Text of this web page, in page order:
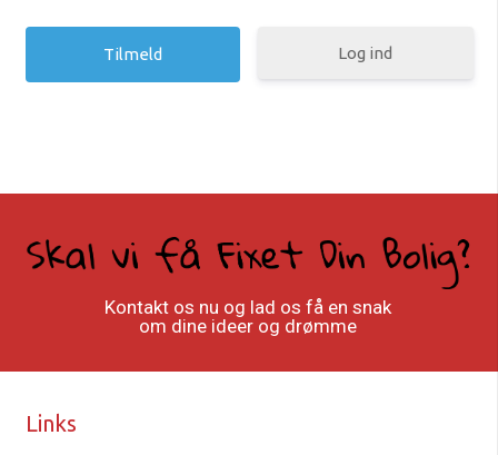
Log ind
Kontakt os nu og lad os få en snak
om dine ideer og drømme
Links